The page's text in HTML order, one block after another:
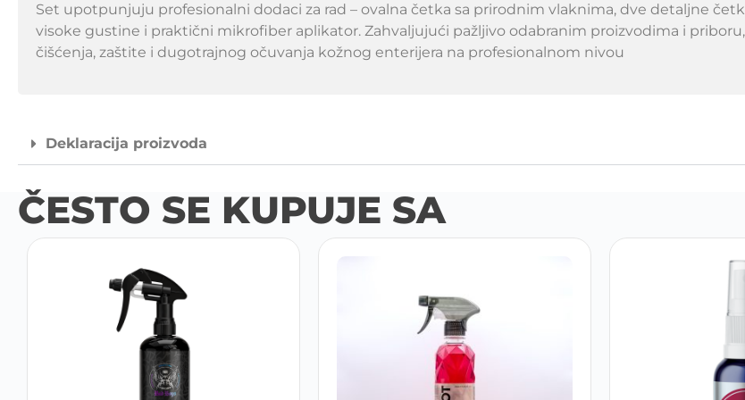
Set upotpunjuju profesionalni dodaci za rad – ovalna četka sa prirodnim vlaknima, dve detaljne
visoke gustine i praktični mikrofiber aplikator. Zahvaljujući pažljivo odabranim proizvodima i
čišćenja, zaštite i dugotrajnog očuvanja kožnog enterijera na profesionalnom nivou
Deklaracija proizvoda
ČESTO SE KUPUJE SA